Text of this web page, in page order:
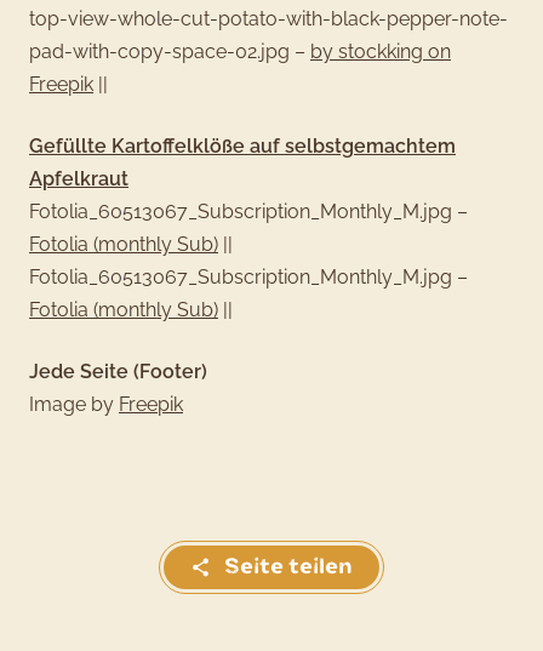
top-view-whole-cut-potato-with-black-pepper-note-
pad-with-copy-space-02.jpg – by stockking on
Freepik
Gefüllte Kartoffelklöße auf selbstgemachtem
Apfelkraut
Fotolia_60513067_Subscription_Monthly_M.jpg –
Fotolia (monthly Sub)
Fotolia_60513067_Subscription_Monthly_M.jpg –
Fotolia (monthly Sub)
Jede Seite (Footer)
Image by Freepik
Seite teilen